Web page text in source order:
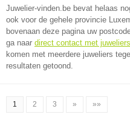
Juwelier-vinden.be bevat helaas
ook voor de gehele provincie
bovenaan deze pagina uw
ga naar direct contact met juweliers
komen met meerdere juweliers
resultaten getoond.
1 2 3 » »»